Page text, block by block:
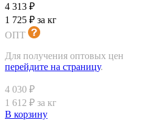
4 313 ₽
1 725 ₽ за кг
ОПТ
Для получения оптовых цен
перейдите на страницу.
4 030 ₽
1 612 ₽ за кг
В корзину